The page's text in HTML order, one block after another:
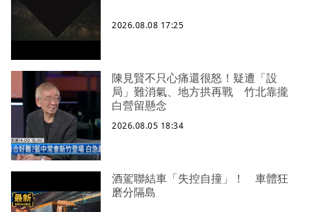
2026.08.08 17:25
陳見賢不只心痛還很怒！疑遭「設
局」難消氣、地方拱再戰 竹北靠攏
白營留懸念
2026.08.05 18:34
酒駕聯結車「失控自撞」！ 車體狂
磨分隔島